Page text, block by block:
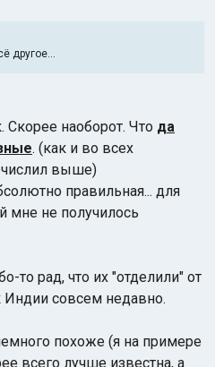
другое...
Скорее наоборот. Что да
. (как и во всех
выше)
правильная... для
мне не получилось
то рад, что их "отделили" от
совсем недавно.
похоже (я на примере
всего лучше известна, а